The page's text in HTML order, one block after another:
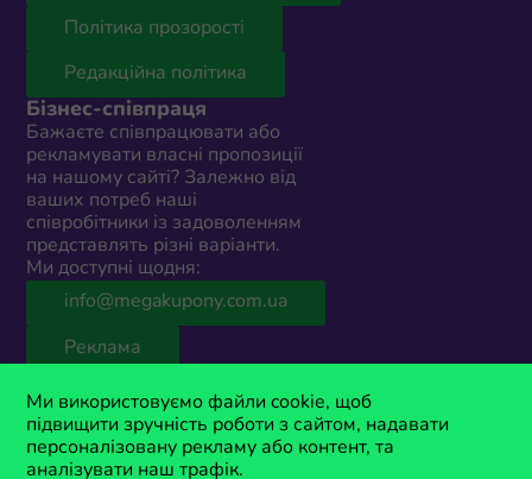
Політика прозорості
Редакційна політика
Бізнес-співпраця
Бажаєте співпрацювати або
рекламувати власні пропозиції
на нашому сайті? Залежно від
ваших потреб наші
співробітники із задоволенням
представлять різні варіанти.
Ми доступні щодня:
info@megakupony.com.ua
Реклама
Сайт містить партнерські посилання. Якщо ви зробите покупку,
переходячи за одним із таких посилань, ми можемо отримати
комісію. MegaKupony є зареєстрованою торговою маркою,
власністю Anima Media. Усі права захищені.
Ми використовуємо файли cookie, щоб
підвищити зручність роботи з сайтом, надавати
персоналізовану рекламу або контент, та
аналізувати наш трафік.